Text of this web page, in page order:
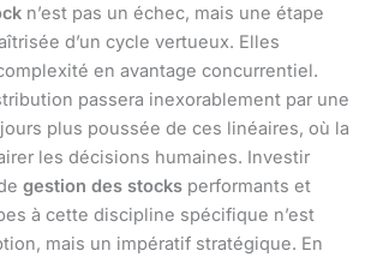
n’est pas un échec, mais une étape
d’un cycle vertueux. Elles
en avantage concurrentiel.
passera inexorablement par une
plus poussée de ces linéaires, où la
les décisions humaines. Investir
gestion des stocks performants et
à cette discipline spécifique n’est
mais un impératif stratégique. En